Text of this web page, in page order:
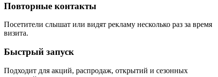
Повторные контакты
Посетители слышат или видят рекламу несколько раз за время
визита.
Быстрый запуск
Подходит для акций, распродаж, открытий и сезонных